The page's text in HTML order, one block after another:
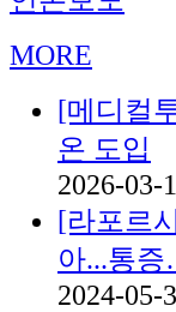
MORE
[메디컬
온 도입
2026-03-
[라포르
아...통
2024-05-